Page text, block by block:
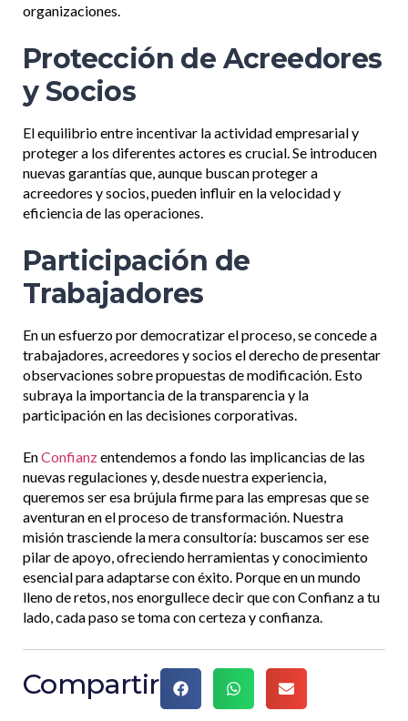
organizaciones.
Protección de Acreedores
y Socios
El equilibrio entre incentivar la actividad empresarial y
proteger a los diferentes actores es crucial. Se introducen
nuevas garantías que, aunque buscan proteger a
acreedores y socios, pueden influir en la velocidad y
eficiencia de las operaciones.
Participación de
Trabajadores
En un esfuerzo por democratizar el proceso, se concede a
trabajadores, acreedores y socios el derecho de presentar
observaciones sobre propuestas de modificación. Esto
subraya la importancia de la transparencia y la
participación en las decisiones corporativas.
EnConfianzentendemos a fondo las implicancias de las
nuevas regulaciones y, desde nuestra experiencia,
queremos ser esa brújula firme para las empresas que se
aventuran en el proceso de transformación. Nuestra
misión trasciende la mera consultoría: buscamos ser ese
pilar de apoyo, ofreciendo herramientas y conocimiento
esencial para adaptarse con éxito. Porque en un mundo
lleno de retos, nos enorgullece decir que con Confianz a tu
lado, cada paso se toma con certeza y confianza.
Compartir